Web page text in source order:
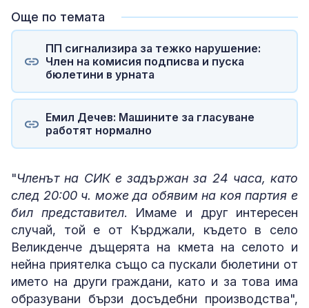
Още по темата
ПП сигнализира за тежко нарушение:
Член на комисия подписва и пуска
бюлетини в урната
Емил Дечев: Машините за гласуване
работят нормално
"Членът на СИК е задържан за 24 часа, като
след 20:00 ч. може да обявим на коя партия е
бил представител. Имаме и друг интересен
случай, той е от Кърджали, където в село
Великденче дъщерята на кмета на селото и
нейна приятелка също са пускали бюлетини от
името на други граждани, като и за това има
образувани бързи досъдебни производства",